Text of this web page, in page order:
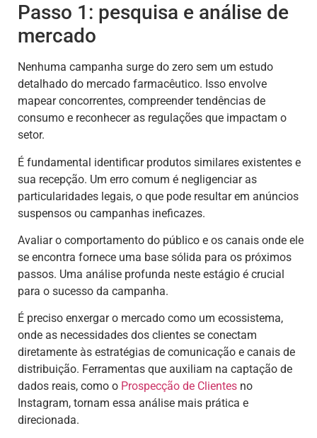
Passo 1: pesquisa e análise de
mercado
Nenhuma campanha surge do zero sem um estudo
detalhado do mercado farmacêutico. Isso envolve
mapear concorrentes, compreender tendências de
consumo e reconhecer as regulações que impactam o
setor.
É fundamental identificar produtos similares existentes e
sua recepção. Um erro comum é negligenciar as
particularidades legais, o que pode resultar em anúncios
suspensos ou campanhas ineficazes.
Avaliar o comportamento do público e os canais onde ele
se encontra fornece uma base sólida para os próximos
passos. Uma análise profunda neste estágio é crucial
para o sucesso da campanha.
É preciso enxergar o mercado como um ecossistema,
onde as necessidades dos clientes se conectam
diretamente às estratégias de comunicação e canais de
distribuição. Ferramentas que auxiliam na captação de
dados reais, como o Prospecção de Clientes no
Instagram, tornam essa análise mais prática e
direcionada.